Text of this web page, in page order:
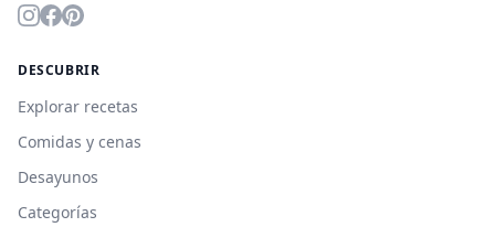
DESCUBRIR
Explorar recetas
Comidas y cenas
Desayunos
Categorías